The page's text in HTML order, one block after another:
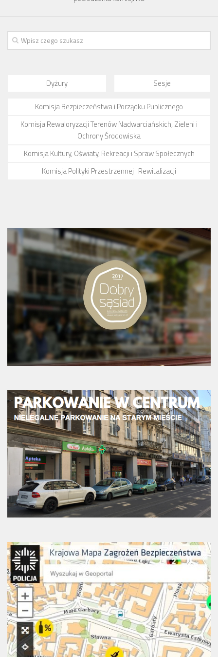
Dyżury Sesje
Komisja Bezpieczeństwa i Porządku Publicznego
Komisja Rewaloryzacji Terenów Nadwarciańskich, Zieleni i
Ochrony Środowiska
Komisja Kultury, Oświaty, Rekreacji i Spraw Społecznych
Komisja Polityki Przestrzennej i Rewitalizacji